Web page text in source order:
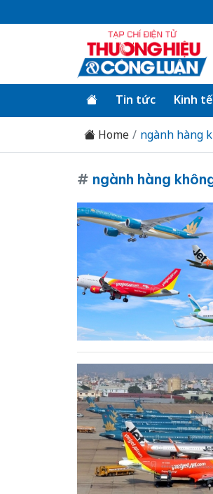
Tin tức Kinh tế
Home ngành hàng
# ngành hàng